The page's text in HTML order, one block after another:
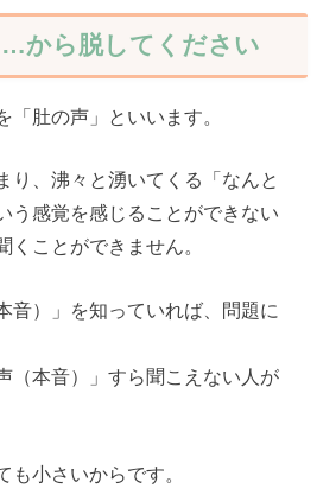
から脱してください
「肚の声」といいます。
、沸々と湧いてくる「なんと
う感覚を感じることができない
くことができません。
音）」を知っていれば、問題に
（本音）」すら聞こえない人が
も小さいからです。